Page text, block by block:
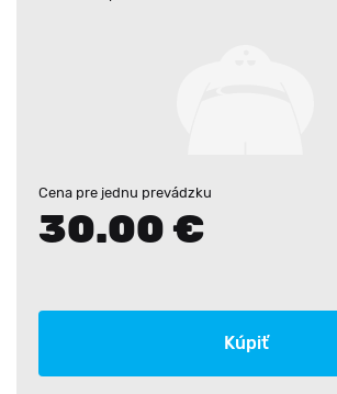
Cena pre jednu prevádzku
30.00 €
Kúpiť